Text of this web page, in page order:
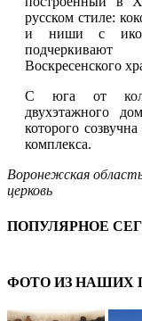
русском стиле:
и ниши с
Воскресенского
С юга от
двухэтажного
которого
комплекса.
Воронежская
церковь
ПОПУЛЯРНОЕ
ФОТО ИЗ НАШИХ